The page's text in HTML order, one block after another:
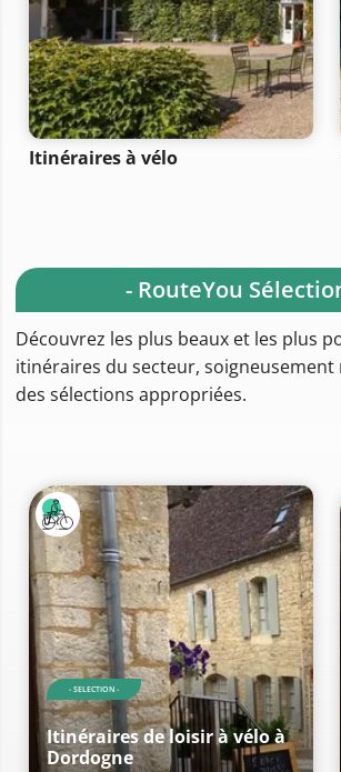
Itinéraires à vélo
- RouteYou
Découvrez les plus beaux et les plus
itinéraires du secteur, soigneusement
des sélections appropriées.
- SELECTION -
Itinéraires de loisir à vélo à
Dordogne